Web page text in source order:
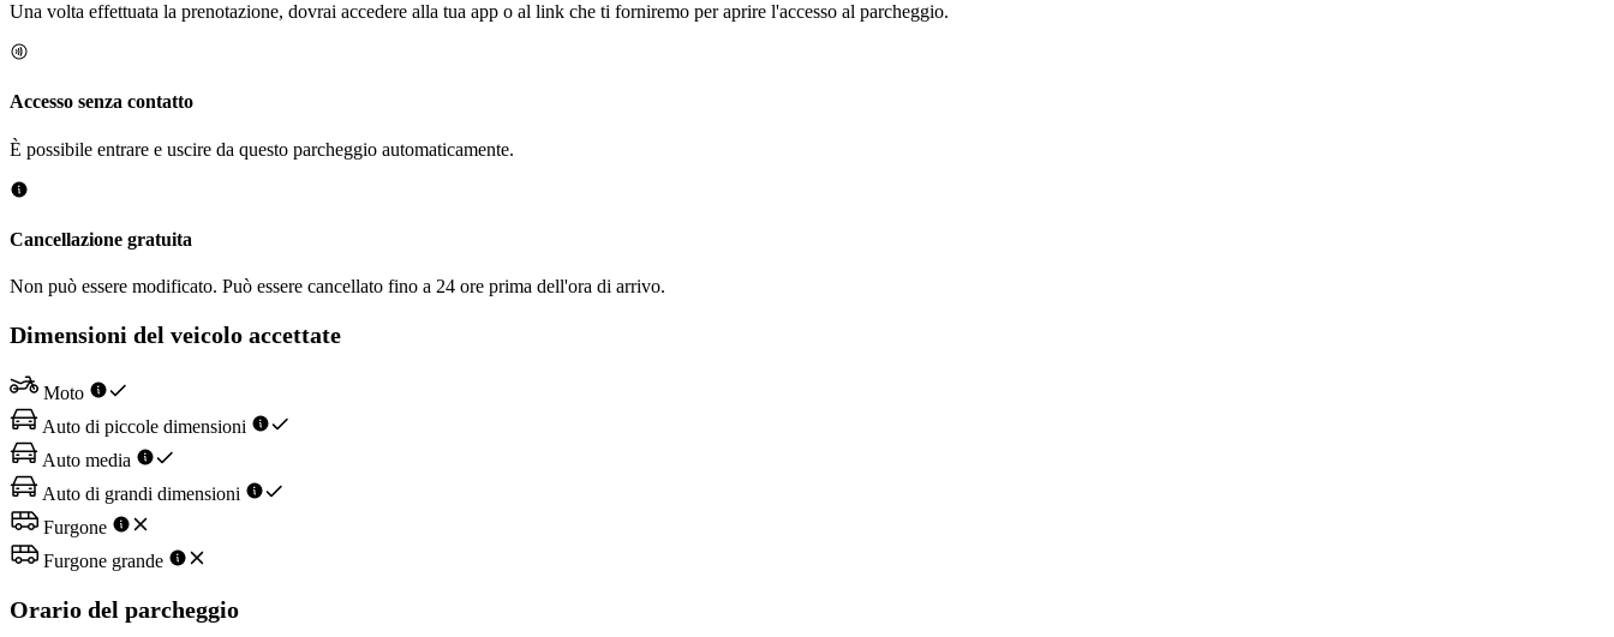
Una volta effettuata la prenotazione, dovrai accedere alla tua app o al link che ti forniremo per aprire l'accesso al parcheggio.
Accesso senza contatto
È possibile entrare e uscire da questo parcheggio automaticamente.
Cancellazione gratuita
Non può essere modificato. Può essere cancellato fino a 24 ore prima dell'ora di arrivo.
Dimensioni del veicolo accettate
Moto
Auto di piccole dimensioni
Auto media
Auto di grandi dimensioni
Furgone
Furgone grande
Orario del parcheggio